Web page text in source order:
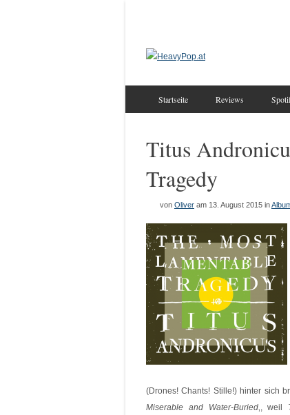
Startseite Reviews
Titus
Tragedy
von Oliver am 13. August 2015 in
(Drones! Chants! Stille!) hinter sich
Miserable and Water-Buried‚, weil